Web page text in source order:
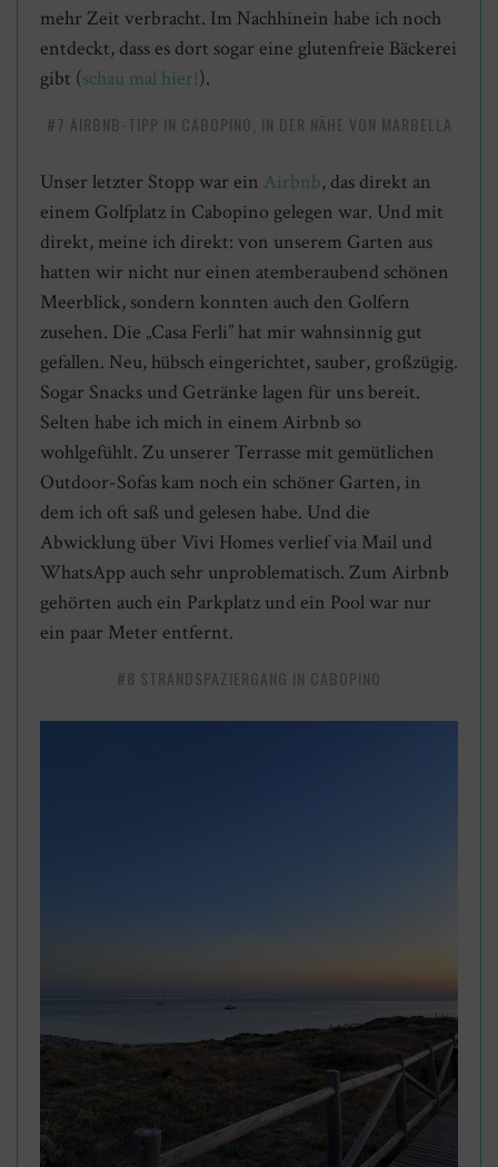
mehr Zeit verbracht. Im Nachhinein habe ich noch
entdeckt, dass es dort sogar eine glutenfreie Bäckerei
gibt (schau mal hier!).
#7 AIRBNB-TIPP IN CABOPINO, IN DER NÄHE VON MARBELLA
Unser letzter Stopp war ein Airbnb, das direkt an
einem Golfplatz in Cabopino gelegen war. Und mit
direkt, meine ich direkt: von unserem Garten aus
hatten wir nicht nur einen atemberaubend schönen
Meerblick, sondern konnten auch den Golfern
zusehen. Die „Casa Ferli” hat mir wahnsinnig gut
gefallen. Neu, hübsch eingerichtet, sauber, großzügig.
Sogar Snacks und Getränke lagen für uns bereit.
Selten habe ich mich in einem Airbnb so
wohlgefühlt. Zu unserer Terrasse mit gemütlichen
Outdoor-Sofas kam noch ein schöner Garten, in
dem ich oft saß und gelesen habe. Und die
Abwicklung über Vivi Homes verlief via Mail und
WhatsApp auch sehr unproblematisch. Zum Airbnb
gehörten auch ein Parkplatz und ein Pool war nur
ein paar Meter entfernt.
#8 STRANDSPAZIERGANG IN CABOPINO